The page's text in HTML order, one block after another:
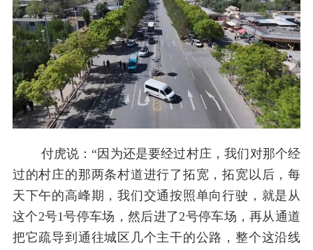
付虎说：“因为还是要经过村庄，我们对那个经
过的村庄的那两条村道进行了拓宽，拓宽以后，每
天下午的高峰期，我们交通按照单向行驶，就是从
这个2号1号停车场，然后进了2号停车场，再从通道
把它疏导到通往城区几个主干的公路，整个这沿线